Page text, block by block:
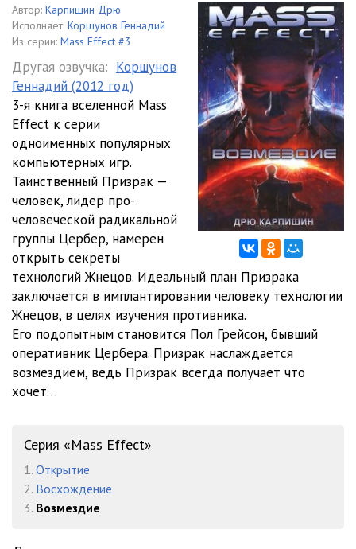
006. Глава 4-2 03:53
007. Глава 4-3 06:13
008. Глава 4-4 15:38
009. Глава 5 10:05
010. Глава 5-2 08:28
011. Глава 6 15:08
012. Глава 7 13:58
013. Глава 8 05:26
014. Глава 8-2
015. Глава 8-3 02:26
016. Глава 8-4 04:22
017. Глава 9
018. Глава 9-2
020. Глава 10-2
021. Глава 11
022. Глава 12
Автор: Карпишин Дрю
Исполняет: Коршунов Геннадий
Из серии: Mass Effect #3
Другая озвучка: Коршунов
Геннадий (2012 год)
3-я книга вселенной Mass
Effect к серии
одноименных популярных
компьютерных игр.
Таинственный Призрак —
человек, лидер про-
человеческой радикальной
группы Цербер, намерен
открыть секреты
технологий Жнецов. Идеальный план Призрака
заключается в имплантировании человеку технологии
Жнецов, в целях изучения противника.
Его подопытным становится Пол Грейсон, бывший
оперативник Цербера. Призрак наслаждается
возмездием, ведь Призрак всегда получает что
хочет…
Серия «Mass Effect»
1. Открытие
2. Восхождение
3. Возмездие